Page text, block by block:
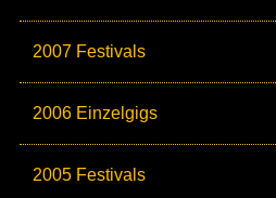
2007 Festivals
2006 Einzelgigs
2005 Festivals